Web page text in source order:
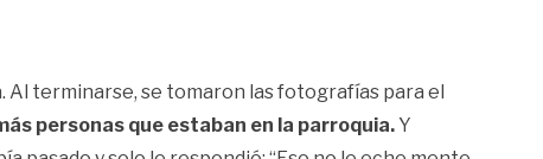
Al terminarse, se tomaron las fotografías para el
personas que estaban en la parroquia.Y